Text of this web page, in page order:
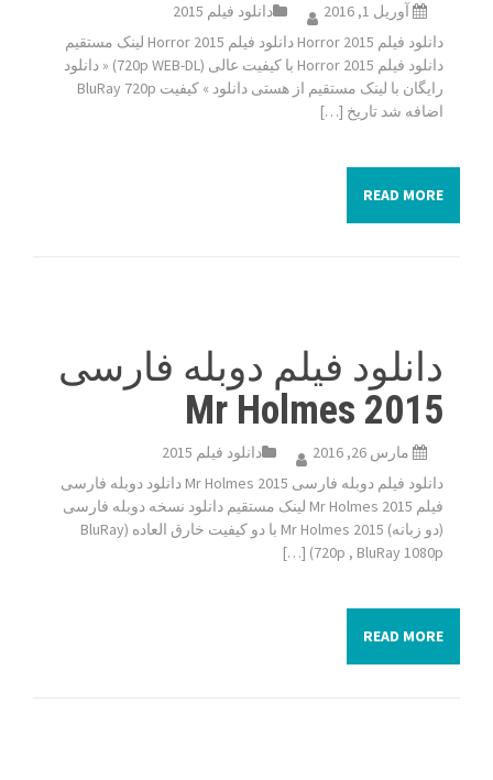
آوریل 1, 2016
دانلود فیلم 2015
دانلود فیلم Horror 2015 دانلود فیلم Horror 2015 لینک مستقیم
دانلود فیلم Horror 2015 با کیفیت عالی (720p WEB-DL) « دانلود
رایگان با لینک مستقیم از هستی دانلود » کیفیت BluRay 720p
اضافه شد تاریخ […]
READ MORE
دانلود فیلم دوبله فارسی
Mr Holmes 2015
مارس 26, 2016
دانلود فیلم 2015
دانلود فیلم دوبله فارسی Mr Holmes 2015 دانلود دوبله فارسی
فیلم Mr Holmes 2015 لینک مستقیم دانلود نسخه دوبله فارسی
(دو زبانه) Mr Holmes 2015 با دو کیفیت خارق العاده (BluRay
720p , BluRay 1080p) […]
READ MORE